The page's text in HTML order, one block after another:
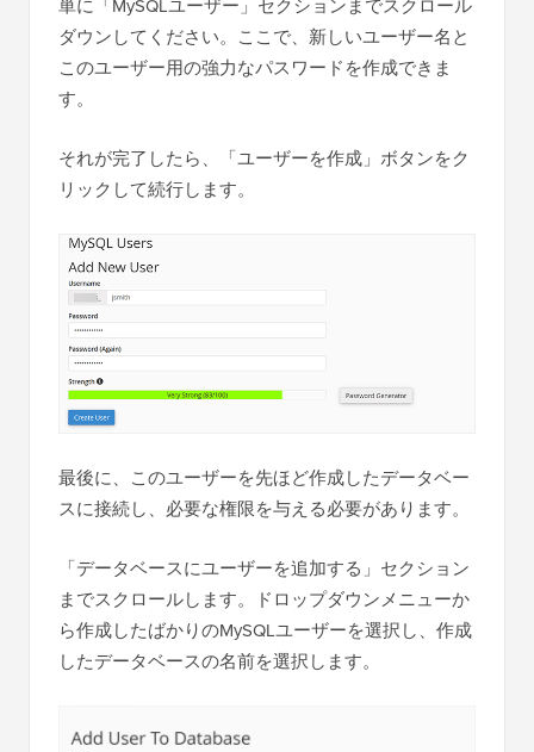
単に「MySQLユーザー」セクションまでスクロール
ダウンしてください。ここで、新しいユーザー名と
このユーザー用の強力なパスワードを作成できま
す。
それが完了したら、「ユーザーを作成」ボタンをク
リックして続行します。
最後に、このユーザーを先ほど作成したデータベー
スに接続し、必要な権限を与える必要があります。
「データベースにユーザーを追加する」セクション
までスクロールします。ドロップダウンメニューか
ら作成したばかりのMySQLユーザーを選択し、作成
したデータベースの名前を選択します。